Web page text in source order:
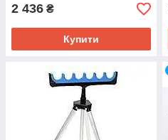
2 436 ₴
Купити